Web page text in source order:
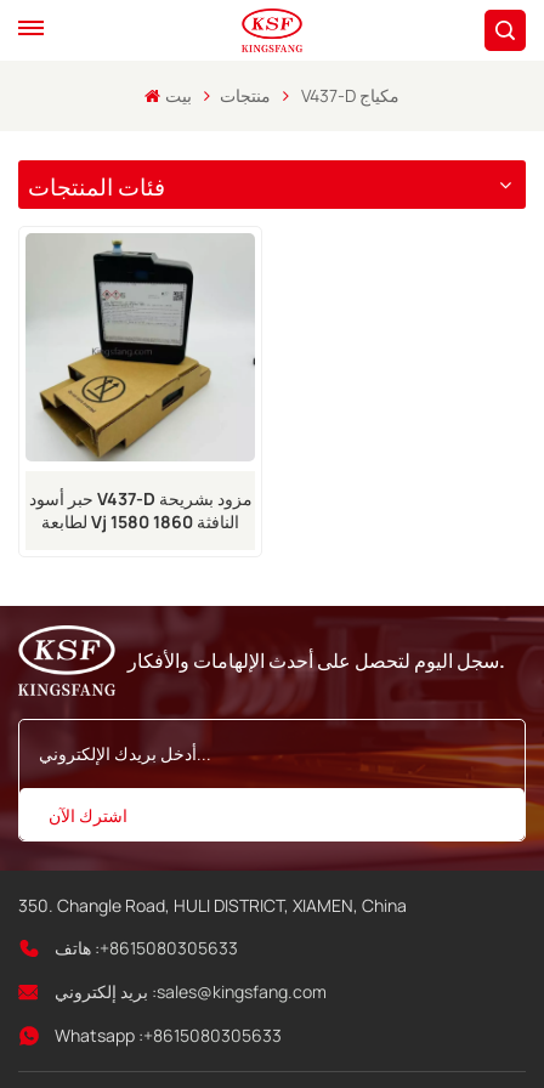
بيت منتجات V437-D مكياج
فئات المنتجات
حبر أسود V437-D مزود بشريحة
لطابعة Vj 1580 1860 النافثة
سجل اليوم لتحصل على أحدث الإلهامات والأفكار.
350. Changle Road, HULI DISTRICT, XIAMEN, China
هاتف :+8615080305633
بريد إلكتروني :sales@kingsfang.com
Whatsapp :+8615080305633